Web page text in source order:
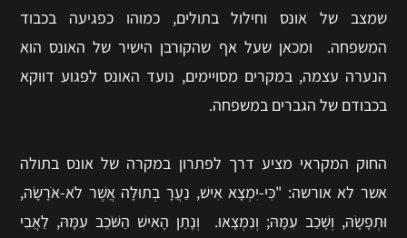
שמצב של אונס וחילול בתולים, כמוהו כפגיעה בכבוד
המשפחה. ומכאן שעל אף שהקורבן הישיר של האונס הוא
הנערה עצמה, במקרים מסויימים, נועד האונס לפגוע דווקא
בכבודם של הגברים במשפחה.
החוק המקראי מציע דרך לפתרון במקרה של אונס בתולה
אשר לא אורשה: "כִּי-יִמְצָא אִישׁ, נַעֲרָ בְתוּלָה אֲשֶׁר לֹא-אֹרָשָׂה,
וּתְפָשָׂהּ, וְשָׁכַב עִמָּהּ; וְנִמְצָאוּ. וְנָתַן הָאִישׁ הַשֹּׁכֵב עִמָּהּ, לַאֲבִי